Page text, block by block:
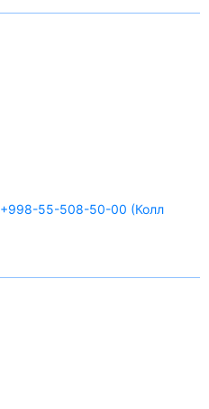
+998-55-508-50-00 (Колл